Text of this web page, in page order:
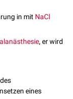
in mit NaCl
, er wird
eines